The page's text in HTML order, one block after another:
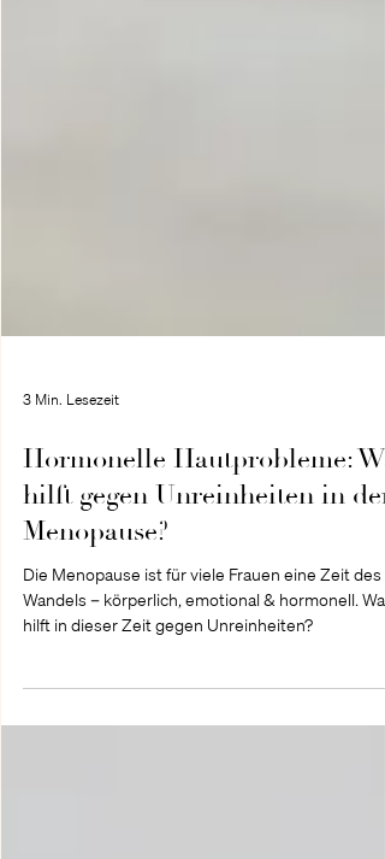
3 Min. Lesezeit
Hormonelle Hautprobleme:
hilft gegen Unreinheiten in der
Menopause?
Die Menopause ist für viele Frauen eine Zeit des
hilft in dieser Zeit gegen Unreinheiten?